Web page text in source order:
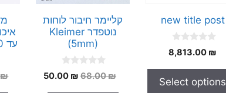
new title post
0
o
o
8,813.00 ₪
Select options
קליימר חיבור לוחות
נוטפדר Kleimer
(5mm)
0
o
68.00₪
המחיר
50.00 ₪
המחיר
עד 120 מעלות צלזיוס
₪